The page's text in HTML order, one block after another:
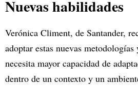
Nuevas habilidades
Verónica Climent, de Santander,
adoptar estas nuevas
necesita mayor capacidad de
dentro de un contexto y un